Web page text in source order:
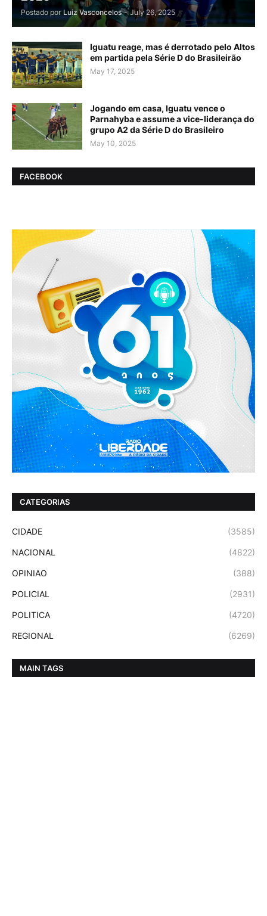
Postado por Luiz Vasconcelos - July 26, 2025
Iguatu reage, mas é derrotado pelo Altos
em partida pela Série D do Brasileirão
May 17, 2025
Jogando em casa, Iguatu vence o
Parnahyba e assume a vice-liderança do
grupo A2 da Série D do Brasileiro
May 10, 2025
FACEBOOK
CATEGORIAS
CIDADE (3585)
NACIONAL (4822)
OPINIAO (388)
POLICIAL (2931)
POLITICA (4720)
REGIONAL (6269)
MAIN TAGS